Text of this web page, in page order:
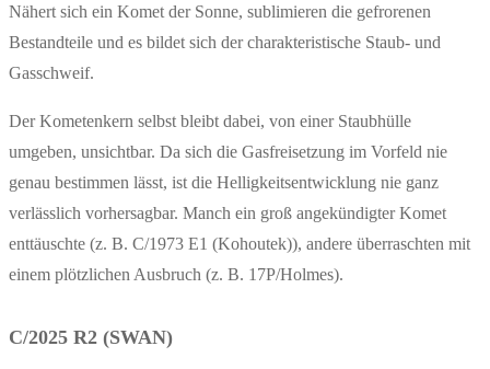
Nähert sich ein Komet der Sonne, sublimieren die gefrorenen
Bestandteile und es bildet sich der charakteristische Staub- und
Gasschweif.
Der Kometenkern selbst bleibt dabei, von einer Staubhülle
umgeben, unsichtbar. Da sich die Gasfreisetzung im Vorfeld nie
genau bestimmen lässt, ist die Helligkeitsentwicklung nie ganz
verlässlich vorhersagbar. Manch ein groß angekündigter Komet
enttäuschte (z. B. C/1973 E1 (Kohoutek)), andere überraschten mit
einem plötzlichen Ausbruch (z. B. 17P/Holmes).
C/2025 R2 (SWAN)